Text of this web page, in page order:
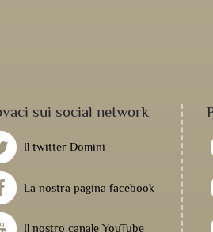
sui social network
Il twitter Domini
La nostra pagina facebook
Il nostro canale YouTube